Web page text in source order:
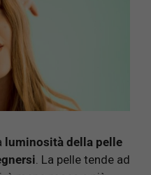
luminosità della pelle
. La pelle tende ad